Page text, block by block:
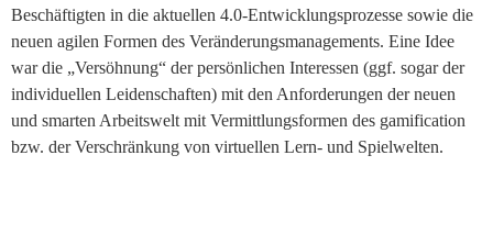
Beschäftigten in die aktuellen 4.0-Entwicklungsprozesse sowie die
neuen agilen Formen des Veränderungsmanagements. Eine Idee
war die „Versöhnung“ der persönlichen Interessen (ggf. sogar der
individuellen Leidenschaften) mit den Anforderungen der neuen
und smarten Arbeitswelt mit Vermittlungsformen des gamification
bzw. der Verschränkung von virtuellen Lern- und Spielwelten.